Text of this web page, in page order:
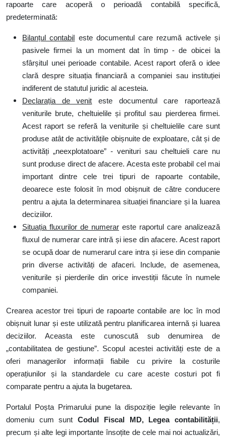
rapoarte care acoperă o perioadă contabilă specifică,
predeterminată:
Bilanțul contabil
este documentul care rezumă activele și
pasivele firmei la un moment dat în timp - de obicei la
sfârșitul unei perioade contabile. Acest raport oferă o idee
clară despre situația financiară a companiei sau instituției
indiferent de statutul juridic al acesteia.
Declarația de venit este documentul care raportează
veniturile brute, cheltuielile și profitul sau pierderea firmei.
Acest raport se referă la veniturile și cheltuielile care sunt
produse atât de activitățile obișnuite de exploatare, cât și de
activități „neexplotatoare” - venituri sau cheltuieli care nu
sunt produse direct de afacere. Acesta este probabil cel mai
important dintre cele trei tipuri de rapoarte contabile,
deoarece este folosit în mod obișnuit de către conducere
pentru a ajuta la determinarea situației financiare și la luarea
deciziilor.
Situația fluxurilor de numerar este raportul care analizează
fluxul de numerar care intră și iese din afacere. Acest raport
se ocupă doar de numerarul care intra și iese din companie
prin diverse activități de afaceri. Include, de asemenea,
veniturile și pierderile din orice investiții făcute în numele
companiei.
Crearea acestor trei tipuri de rapoarte contabile are loc în mod
obișnuit lunar și este utilizată pentru planificarea internă și luarea
deciziilor. Aceasta este cunoscută sub denumirea de
„contabilitatea de gestiune”. Scopul acestei activități este de a
oferi managerilor informații fiabile cu privire la costurile
operațiunilor și la standardele cu care aceste costuri pot fi
comparate pentru a ajuta la bugetarea.
Portalul Poșta Primarului pune la dispoziție legile relevante în
domeniu cum suntCodul Fiscal MD, Legea contabilității,
precum și alte legi importante însoțite de cele mai noi actualizări,